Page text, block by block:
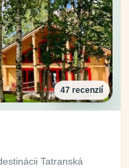
47 recenzií
Tatranská